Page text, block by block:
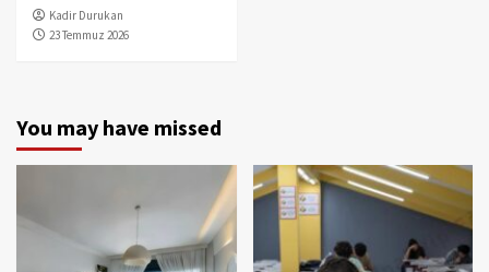
Kadir Durukan
23 Temmuz 2026
You may have missed